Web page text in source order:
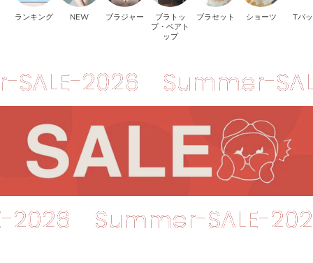
ランキング NEW ブラジャー
ブラトッ
プ・ベアト
ップ
ブラセット ショーツ Tバ
2026 Summer-SALE-
2026 Summer-